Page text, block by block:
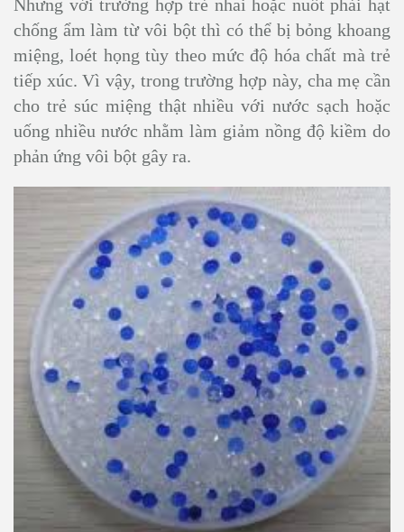
Nhưng với trường hợp trẻ nhai hoặc nuốt phải hạt
chống ẩm làm từ vôi bột thì có thể bị bỏng khoang
miệng, loét họng tùy theo mức độ hóa chất mà trẻ
tiếp xúc. Vì vậy, trong trường hợp này, cha mẹ cần
cho trẻ súc miệng thật nhiều với nước sạch hoặc
uống nhiều nước nhằm làm giảm nồng độ kiềm do
phản ứng vôi bột gây ra.